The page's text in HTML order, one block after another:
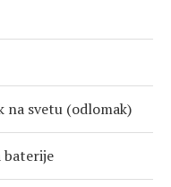
na svetu (odlomak)
baterije